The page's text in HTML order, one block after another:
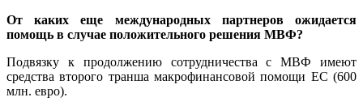
От каких еще международных партнеров ожидается
помощь в случае положительного решения МВФ?
Подвязку к продолжению сотрудничества с МВФ имеют
средства второго транша макрофинансовой помощи ЕС (600
млн. евро).